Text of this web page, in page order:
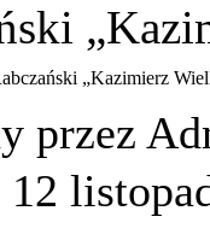
„Kazimierz
przez